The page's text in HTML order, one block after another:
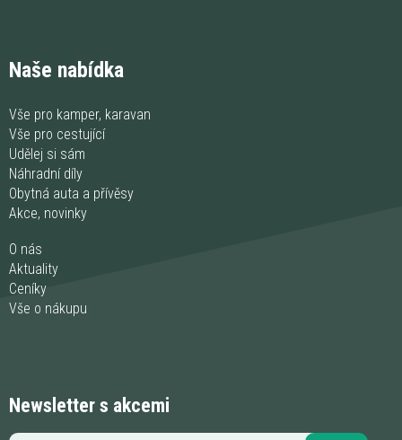
Naše nabídka
Vše pro kamper, karavan
Vše pro cestující
Udělej si sám
Náhradní díly
Obytná auta a přívěsy
Akce, novinky
O nás
Aktuality
Ceníky
Vše o nákupu
Newsletter s akcemi